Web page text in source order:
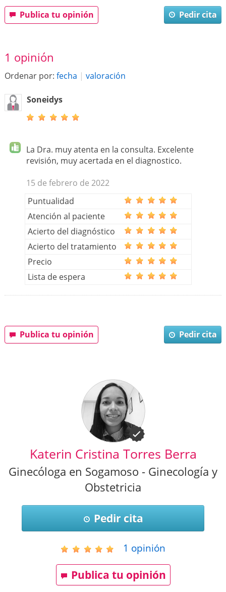
Publica tu opinión Pedir cita
1 opinión
Ordenar por: fecha | valoración
Soneidys
La Dra. muy atenta en la consulta. Excelente
revisión, muy acertada en el diagnostico.
15 de febrero de 2022
Puntualidad
Atención al paciente
Acierto del diagnóstico
Acierto del tratamiento
Precio
Lista de espera
Publica tu opinión Pedir cita
Katerin Cristina Torres Berra
Ginecóloga en Sogamoso - Ginecología y
Obstetricia
Pedir cita
1 opinión
Publica tu opinión